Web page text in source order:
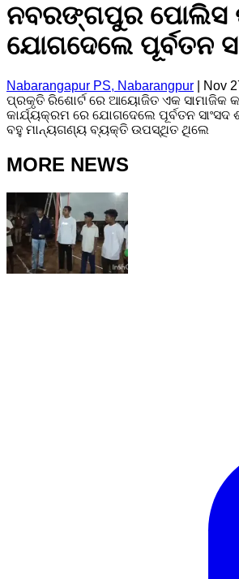
ନବରଙ୍ଗପୁର ପୋଲିସ
ଯୋଗଦେଲେ ପୂର୍ବତନ
Nabarangapur PS, Nabarangpur
Nov
ପ୍ରକୃତି ରିଶୋର୍ଟ ରେ ଆୟୋଜିତ ଏକ ସାମାଜିକ
କାର୍ଯ୍ୟକ୍ରମ ରେ ଯୋଗଦେଲେ ପୂର୍ବତନ
ବହୁ ମାନ୍ୟଗଣ୍ୟ ବ୍ୟକ୍ତି ଉପସ୍ଥିତ ଥିଲେ
MORE NEWS